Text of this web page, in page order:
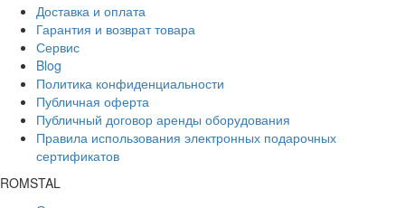
Доставка и оплата
Гарантия и возврат товара
Сервис
Blog
Политика конфиденциальности
Публичная оферта
Публичный договор аренды оборудования
Правила использования электронных подарочных
сертификатов
ROMSTAL